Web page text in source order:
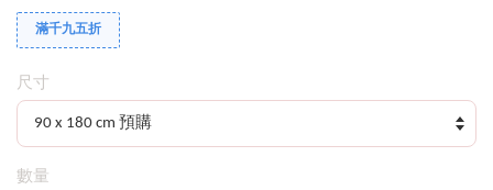
滿千九五折
尺寸
數量